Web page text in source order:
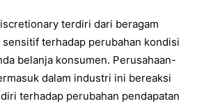
terdiri dari beragam
terhadap perubahan kondisi
belanja konsumen. Perusahaan-
dalam industri ini bereaksi
terhadap perubahan pendapatan